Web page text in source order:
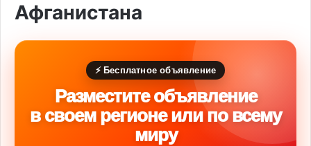
Афганистана
⚡ Бесплатное объявление
Разместите объявление
в своем регионе или по всему
миру